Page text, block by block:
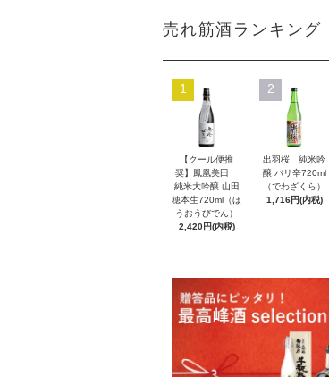
売れ筋酒ランキング
1
【クール便推
奨】鳳凰美田
純米大吟醸 山田
穂本生720ml（ほ
うおうびでん）
2,420円(内税)
2
出羽桜 純米吟
醸 バリ辛720ml
（でわざくら）
1,716円(内税)